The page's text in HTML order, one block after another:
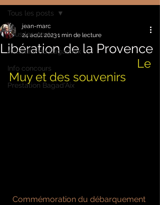
Tous les posts
Actualité du Bagad'Aix
Info concours
Prestation Bagad'Aix
Tous les posts
Libération de la Provence
jean-marc
24 août 20231 min de lecture
Le
Muy et des souvenirs
Commémoration du débarquement